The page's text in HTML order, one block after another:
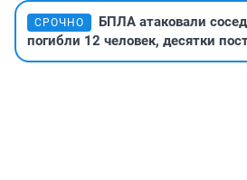
СРОЧНО
БПЛА атаковали
погибли 12 человек, десятки